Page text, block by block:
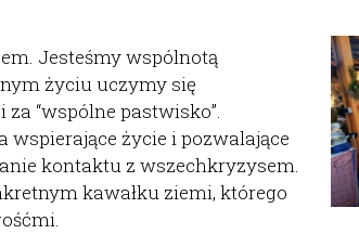
Jesteśmy wspólnotą
życiu uczymy się
“wspólne pastwisko”.
wspierające życie i pozwalające
kontaktu z wszechkryzysem.
kawałku ziemi, którego